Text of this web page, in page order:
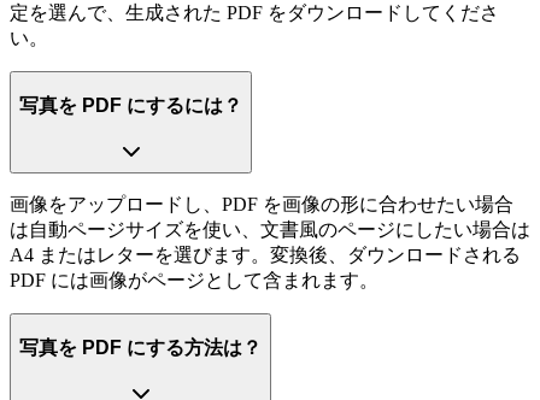
定を選んで、生成された PDF をダウンロードしてくださ
い。
写真を PDF にするには？
画像をアップロードし、PDF を画像の形に合わせたい場合
は自動ページサイズを使い、文書風のページにしたい場合は
A4 またはレターを選びます。変換後、ダウンロードされる
PDF には画像がページとして含まれます。
写真を PDF にする方法は？